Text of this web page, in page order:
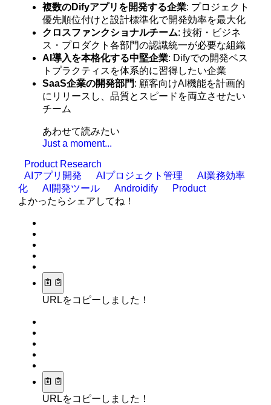
複数のDifyアプリを開発する企業: プロジェクト
優先順位付けと設計標準化で開発効率を最大化
クロスファンクショナルチーム: 技術・ビジネ
ス・プロダクト各部門の認識統一が必要な組織
AI導入を本格化する中堅企業: Difyでの開発ベス
トプラクティスを体系的に習得したい企業
SaaS企業の開発部門: 顧客向けAI機能を計画的
にリリースし、品質とスピードを両立させたい
チーム
あわせて読みたい
Just a moment...
Product Research
AIアプリ開発
AIプロジェクト管理
AI業務効率
化
AI開発ツール Androidify
Product
よかったらシェアしてね！
URLをコピーしました！
URLをコピーしました！